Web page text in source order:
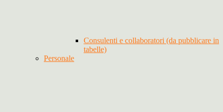
Consulenti e collaboratori (da pubblicare in
tabelle)
Personale